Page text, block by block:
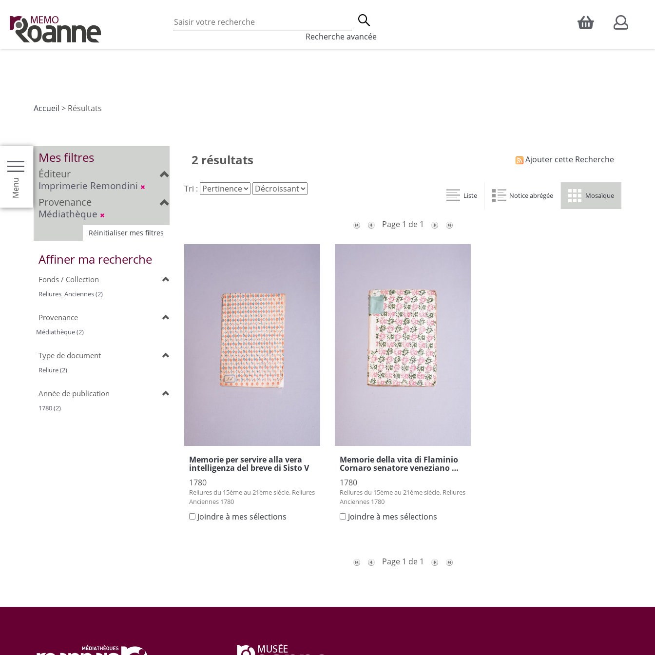
Accepter
En poursuivant votre navigation sur ce site vous acceptez l’utilisation des cookies, qui sont utilisés à des fins de statistiques d'audience, ainsi que pour
les fonctionnalités de partages de contenu sur les réseaux sociaux.
Recherche avancée
Menu
Accueil > Résultats
Mes filtres
Éditeur
Imprimerie Remondini
Provenance
Médiathèque
Réinitialiser mes filtres
Affiner ma recherche
Fonds / Collection
Reliures_Anciennes (2)
Provenance
Médiathèque (2)
Type de document
Reliure (2)
Année de publication
1780 (2)
2 résultats Ajouter cette Recherche
Tri :
Liste Notice abrégée Mosaïque
Page 1 de 1
Memorie per servire alla vera
intelligenza del breve di Sisto V
1780
Reliures du 15ème au 21ème siècle. Reliures
Anciennes 1780
Joindre à mes sélections
Memorie della vita di Flaminio
Cornaro senatore veneziano …
1780
Reliures du 15ème au 21ème siècle. Reliures
Anciennes 1780
Joindre à mes sélections
Page 1 de 1